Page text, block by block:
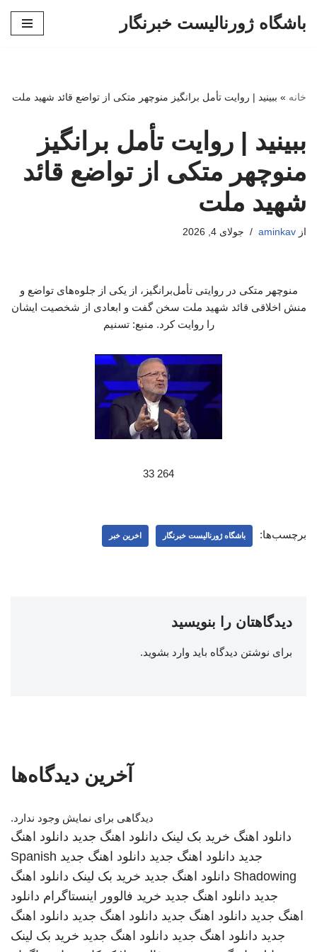
باشگاه ژورنالیست خبرنگار
خانه » ببینید | روایت تأمل برانگیز منوچهر متکی از تواضع قائد شهید ملت
ببینید | روایت تأمل برانگیز
منوچهر متکی از تواضع قائد
شهید ملت
از aminkav جولای 4, 2026
منوچهر متکی در روایتی تأمل‌برانگیز، از یکی از جلوه‌های تواضع و
منش اخلاقی قائد شهید ملت سخن گفت و ابعادی از شخصیت ایشان
را روایت کرد. منبع: تسنیم
264 33
برچسب‌ها: باشگاه ژورنالیست خبرنگار اخرین خبر
دیدگاهتان را بنویسید
برای نوشتن دیدگاه باید وارد بشوید.
آخرین دیدگاه‌ها
دیدگاهی برای نمایش وجود ندارد.
دانلود اهنگ خرید بک لینک دانلود اهنگ جدید دانلود اهنگ
جدید دانلود اهنگ جدید دانلود اهنگ جدید Spanish
Shadowing دانلود اهنگ جدید خرید بک لینک دانلود اهنگ
جدید دانلود اهنگ جدید خرید فالوور اینستاگرام دانلود
اهنگ جدید دانلود اهنگ جدید دانلود اهنگ جدید دانلود اهنگ
جدید دانلود اهنگ جدید دانلود اهنگ جدید خرید بک لینک